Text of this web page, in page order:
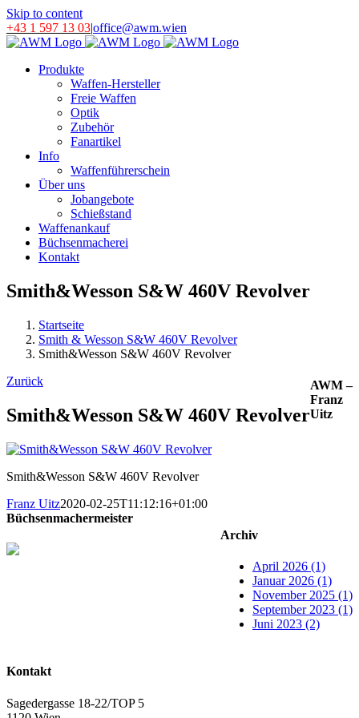
Skip to content
+43 1 597 13 03|office@awm.wien
Produkte
Waffen-Hersteller
Freie Waffen
Optik
Zubehör
Fanartikel
Info
Waffenführerschein
Über uns
Jobangebote
Schießstand
Waffenankauf
Büchsenmacherei
Kontakt
Smith&Wesson S&W 460V Revolver
Startseite
Smith & Wesson S&W 460V Revolver
Smith&Wesson S&W 460V Revolver
Zurück
Smith&Wesson S&W 460V Revolver
Smith&Wesson S&W 460V Revolver
Franz Uitz2020-02-25T11:12:16+01:00
Archiv
April 2026 (1)
Januar 2026 (1)
November 2025 (1)
September 2023 (1)
Juni 2023 (2)
AWM –
Franz
Uitz
Büchsenmachermeister
Kontakt
Sagedergasse 18-22/TOP 5